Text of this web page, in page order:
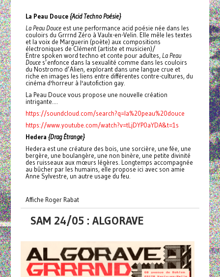
La Peau Douce{Acid Techno Poésie}
La Peau Douce est une performance acid poésie née dans les
couloirs du Grrrnd Zéro à Vaulx-en-Velin. Elle mêle les textes
et la voix de Marguerin (poète) aux compositions
électroniques de Clément (artiste et musicien)/
Entre spoken word techno et conte pour adultes, La Peau
Douce s’enfonce dans la sexualité comme dans les couloirs
du Nostromo d’Alien, explorant dans une langue crue et
riche en images les liens entre différentes contre-cultures, du
cinéma d'horreur à l'autofiction gay.
La Peau Douce vous propose une nouvelle création
intrigante....
https://soundcloud.com/search?q=la%20peau%20douce
https://www.youtube.com/watch?v=tLjDYP0aYDA&t=1s
Hedera {Drag Étrange}
Hedera est une créature des bois, une sorcière, une fée, une
bergère, une boulangère, une non binère, une petite divinité
des ruisseaux aux mœurs légères. Longtemps accompagnée
au bûcher par les humains, elle propose ici avec son amie
Anne Sylvestre, un autre usage du feu.
Affiche Roger Rabat
SAM 24/05 : ALGORAVE